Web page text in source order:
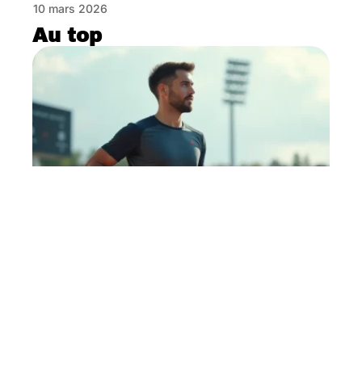
10 mars 2026
Au top